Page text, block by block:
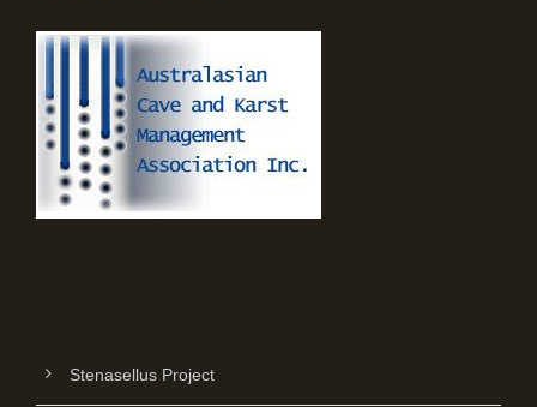
Stenasellus Project